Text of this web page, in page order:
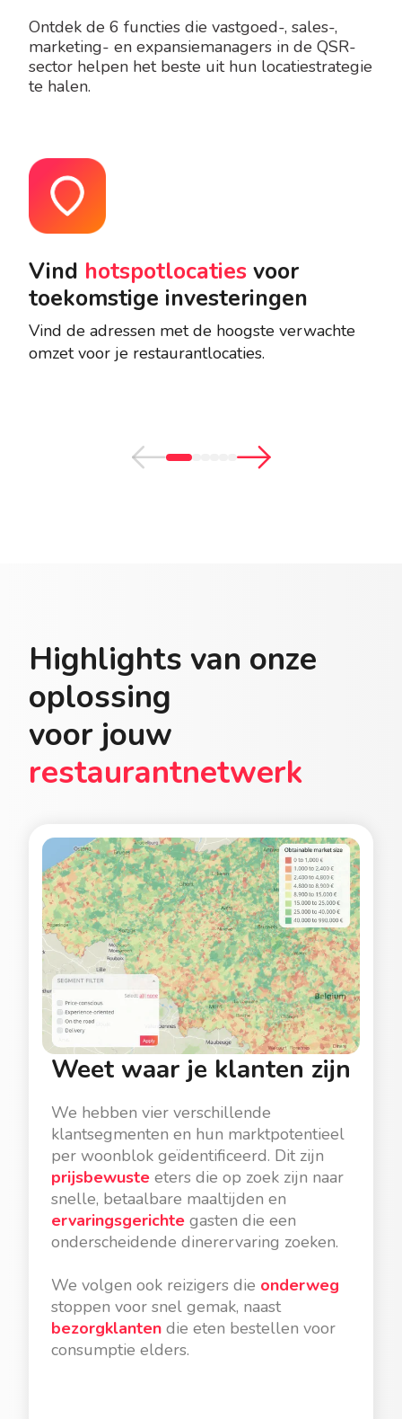
Ontdek de 6 functies die vastgoed-, sales-,
marketing- en expansiemanagers in de QSR-
sector helpen het beste uit hun locatiestrategie
te halen.
Vind hotspotlocaties voor
toekomstige investeringen
Vind de adressen met de hoogste verwachte
omzet voor je restaurantlocaties.
Highlights van onze
oplossing
voor jouw
restaurantnetwerk
Weet waar je klanten zijn
We hebben vier verschillende
klantsegmenten en hun marktpotentieel
per woonblok geïdentificeerd. Dit zijn
prijsbewuste eters die op zoek zijn naar
snelle, betaalbare maaltijden en
ervaringsgerichte gasten die een
onderscheidende dinerervaring zoeken.
We volgen ook reizigers die onderweg
stoppen voor snel gemak, naast
bezorgklanten die eten bestellen voor
consumptie elders.